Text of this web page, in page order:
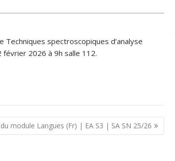
Techniques spectroscopiques d’analyse
2026 à 9h salle 112.
module Langues (Fr) | EA S3 | SA SN 25/26